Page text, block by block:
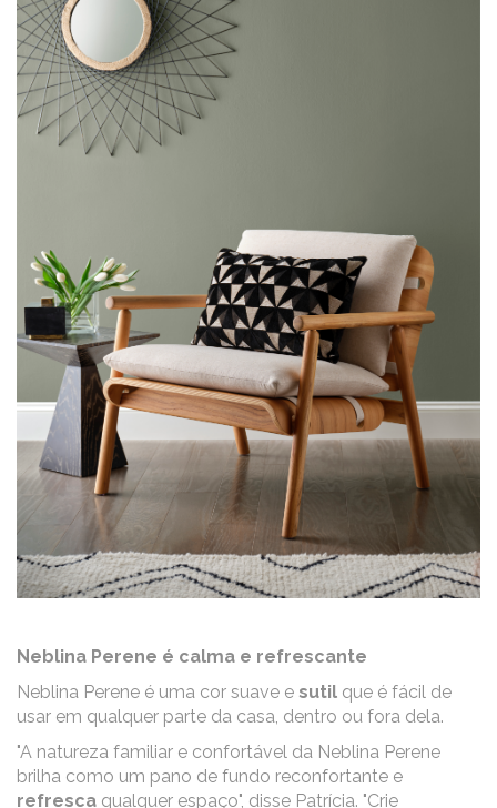
Neblina Perene é calma e refrescante
Neblina Perene é uma cor suave e sutil que é fácil de
usar em qualquer parte da casa, dentro ou fora dela.
"A natureza familiar e confortável da Neblina Perene
brilha como um pano de fundo reconfortante e
refresca qualquer espaço", disse Patrícia. "Crie